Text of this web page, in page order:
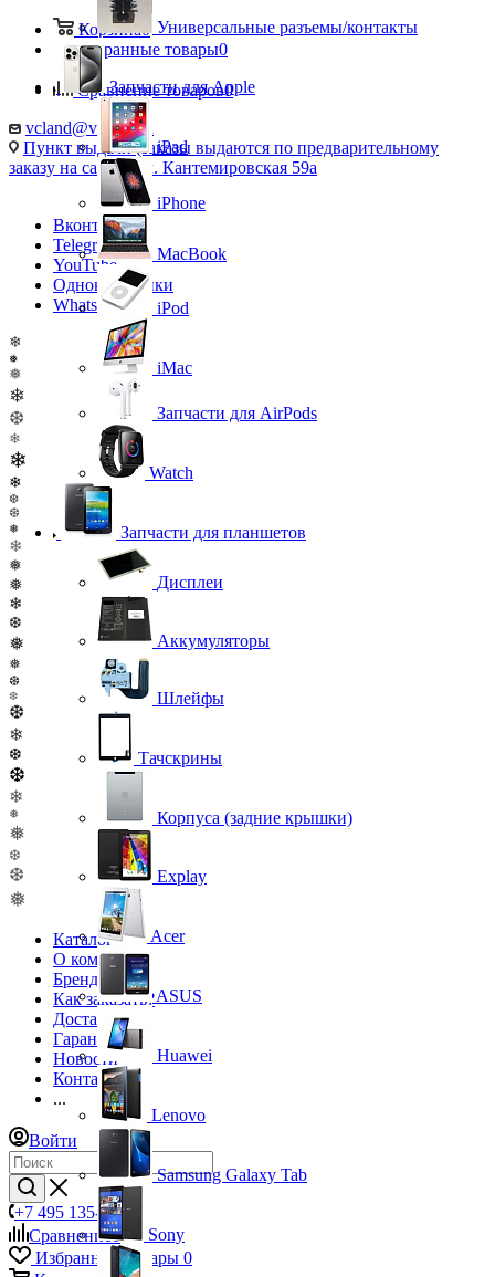
Корзина0
Избранные товары0
Сравнение товаров0
vcland@vcland.ru
Пункт выдачи (заказы выдаются по предварительному
заказу на сайте), ул. Кантемировская 59а
Вконтакте
Telegram
YouTube
Одноклассники
WhatsApp
❄
❅
❅
❄
❆
❄
❄
❄
❆
❆
❅
❄
❅
❅
❄
❆
❅
❅
❆
❆
❆
❄
❆
❆
❄
❅
❅
❆
❆
❅
Каталог
О компании
Бренды
Как заказать?
Доставка
Гарантия
Новости
Контакты
...
Войти
+7 495 135-39-43
Сравнение0
Избранные товары 0
Универсальные разъемы/контакты
Запчасти для Apple
iPad
iPhone
MacBook
iPod
iMac
Запчасти для AirPods
Watch
Запчасти для планшетов
Дисплеи
Аккумуляторы
Шлейфы
Тачскрины
Корпуса (задние крышки)
Explay
Acer
ASUS
Huawei
Lenovo
Samsung Galaxy Tab
Sony